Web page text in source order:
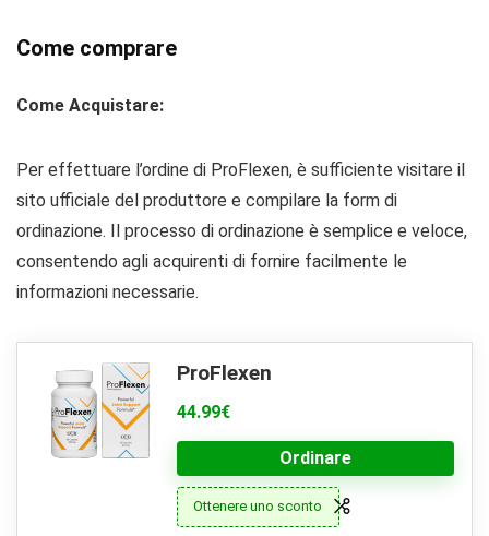
Come comprare
Come Acquistare:
Per effettuare l’ordine di ProFlexen, è sufficiente visitare il
sito ufficiale del produttore e compilare la form di
ordinazione. Il processo di ordinazione è semplice e veloce,
consentendo agli acquirenti di fornire facilmente le
informazioni necessarie.
ProFlexen
44.99€
Ordinare
Ottenere uno sconto